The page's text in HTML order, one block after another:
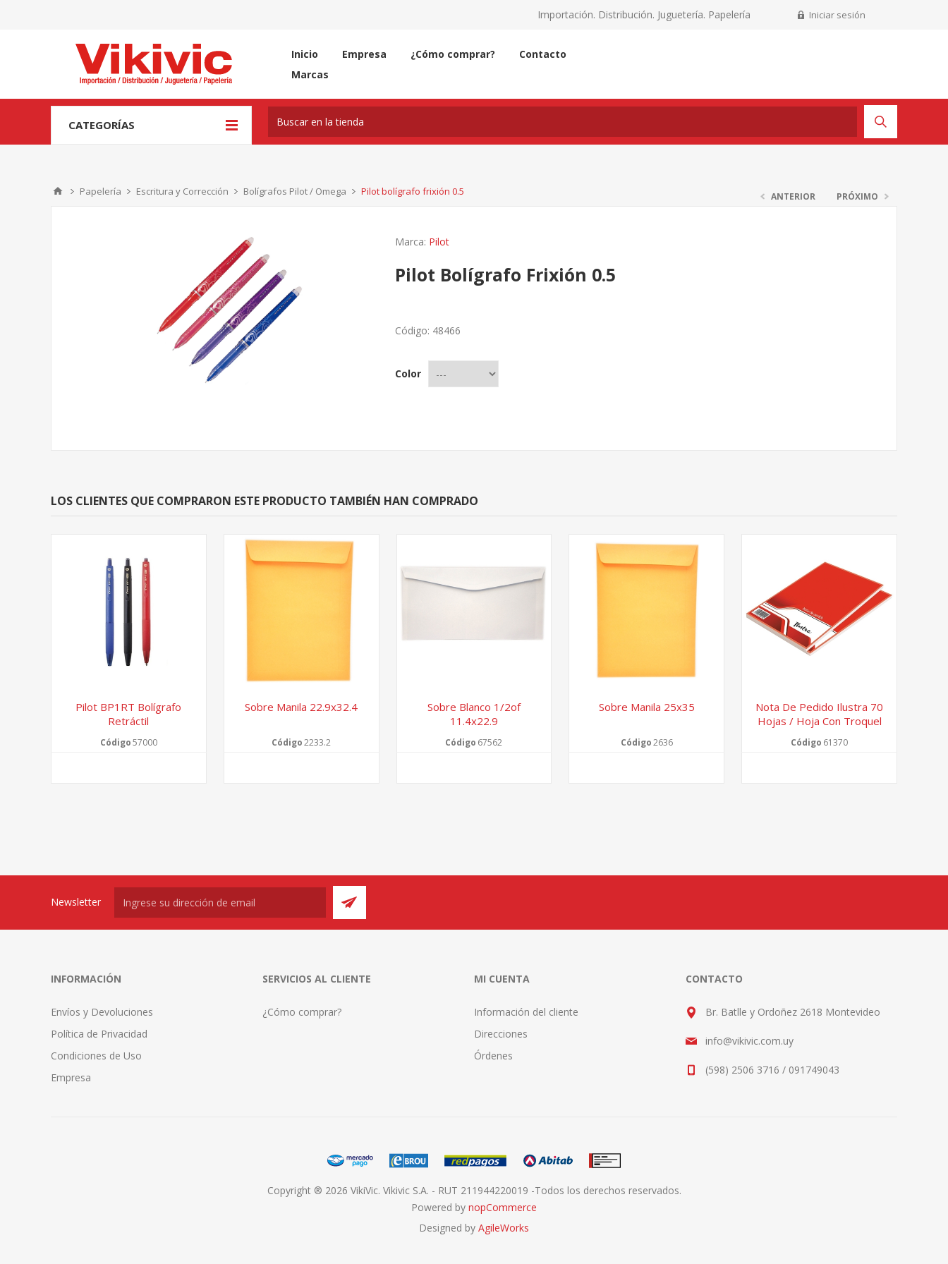
Importación. Distribución. Juguetería. Papelería Iniciar sesión
Inicio Empresa ¿Cómo comprar?
Contacto
Marcas
CATEGORÍAS
Papelería Escritura y Corrección Bolígrafos Pilot / Omega Pilot bolígrafo frixión 0.5 ANTERIOR PRÓXIMO
Marca: Pilot
Pilot Bolígrafo Frixión 0.5
Código: 48466
Color
LOS CLIENTES QUE COMPRARON ESTE PRODUCTO TAMBIÉN HAN COMPRADO
Pilot BP1RT Bolígrafo
Retráctil
Código57000
Sobre Manila 22.9x32.4
Código2233.2
Sobre Blanco 1/2of
11.4x22.9
Código 67562
Sobre Manila 25x35
Código2636
Nota De Pedido Ilustra 70
Hojas / Hoja Con Troquel
Código 61370
Newsletter
INFORMACIÓN
Envíos y Devoluciones
Política de Privacidad
Condiciones de Uso
Empresa
SERVICIOS AL CLIENTE
¿Cómo comprar?
MI CUENTA
Información del cliente
Direcciones
Órdenes
CONTACTO
Br. Batlle y Ordoñez 2618 Montevideo
info@vikivic.com.uy
(598) 2506 3716 / 091749043
Copyright ® 2026 VikiVic. Vikivic S.A. - RUT 211944220019 -Todos los derechos reservados.
Powered by nopCommerce
Designed by AgileWorks